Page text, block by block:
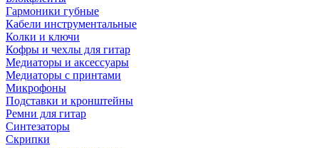
Гармоники губные
Кабели инструментальные
Колки и ключи
Кофры и чехлы для гитар
Медиаторы и аксессуары
Медиаторы с принтами
Микрофоны
Подставки и кронштейны
Ремни для гитар
Синтезаторы
Скрипки